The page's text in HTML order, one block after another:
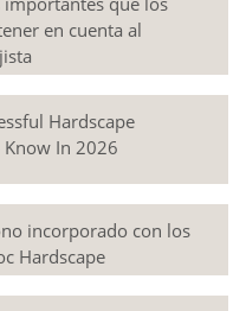
en cuenta al
Hardscape
In 2026
incorporado con los
Hardscape